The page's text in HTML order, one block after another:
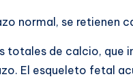
normal, se retienen
totales de calcio, que
El esqueleto fetal